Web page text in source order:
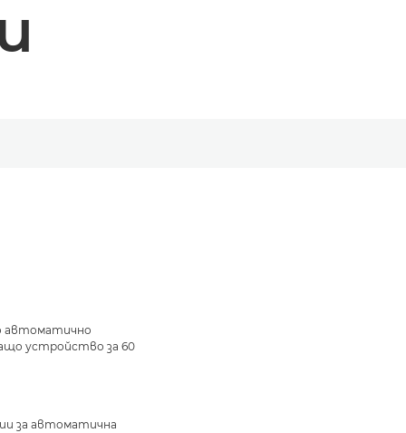
автоматично
устройство за 60
за автоматична